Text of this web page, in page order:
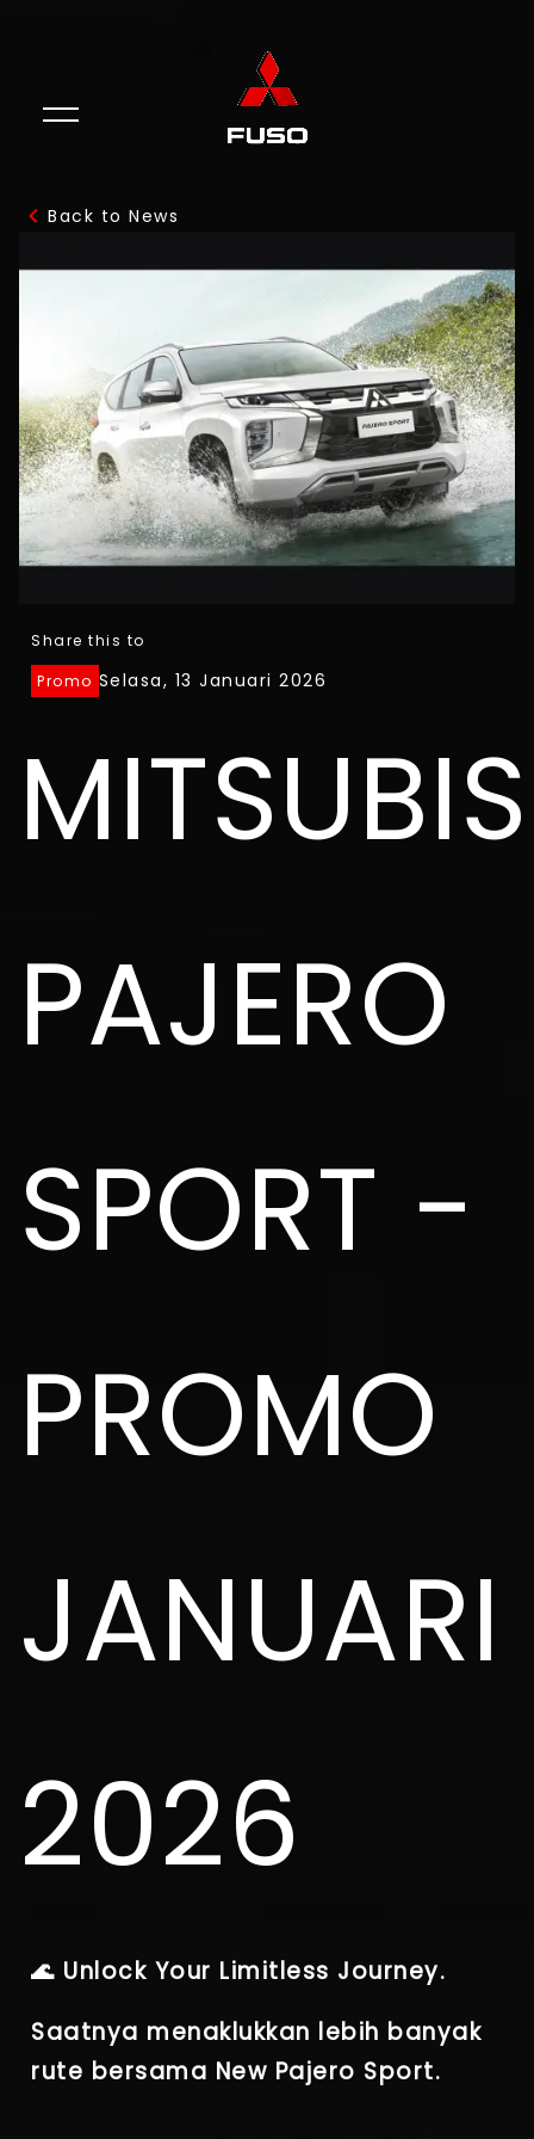
Back to News
Share this to
Promo Selasa, 13 Januari 2026
PAJERO
SPORT -
PROMO
JANUARI
2026
🌊 Unlock Your Limitless Journey.
Saatnya menaklukkan lebih banyak
rute bersama New Pajero Sport.